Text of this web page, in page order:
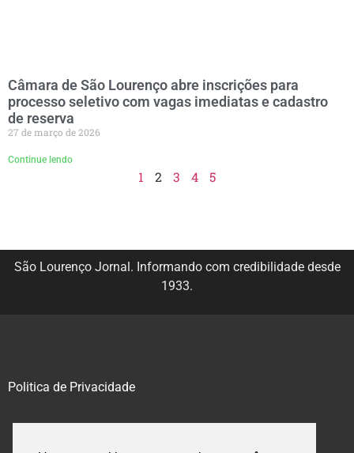
Câmara de São Lourenço abre inscrições para
processo seletivo com vagas imediatas e cadastro
de reserva
27 de março de 2026
Continue lendo
1 2 3 4 5
São Lourenço Jornal. Informando com credibilidade desde
1933.
Politica de Privacidade